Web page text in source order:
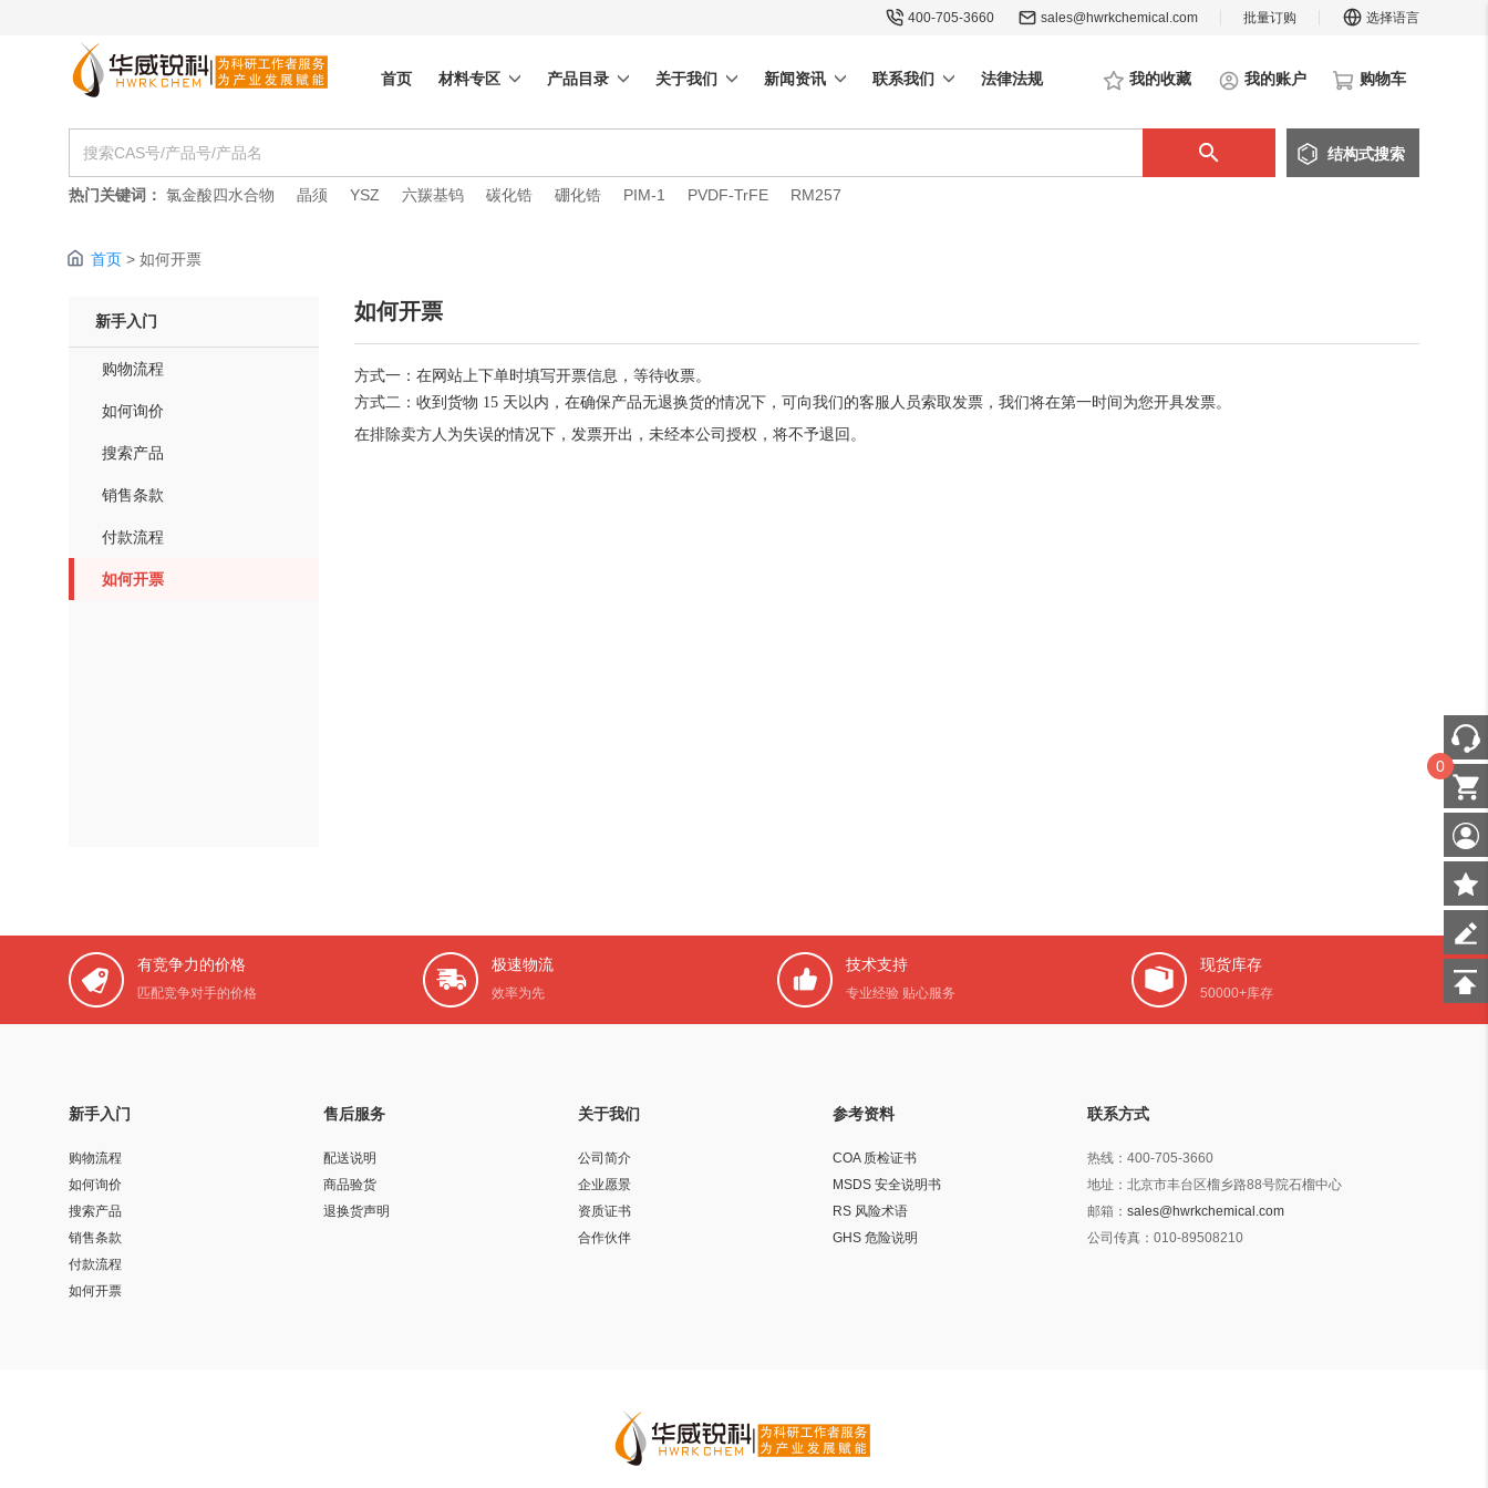
批量订购 选择语言
400-705-3660 sales@hwrkchemical.com
首页 材料专区 产品目录 关于我们 新闻资讯 联系我们 法律法规 我的收藏 我的账户 购物车
结构式搜索
热门关键词： 氯金酸四水合物 晶须 YSZ 六羰基钨 碳化锆 硼化锆 PIM-1 PVDF-TrFE RM257
首页 > 如何开票
新手入门
购物流程
如何询价
搜索产品
销售条款
付款流程
如何开票
如何开票
方式一：在网站上下单时填写开票信息，等待收票。
方式二：收到货物 15 天以内，在确保产品无退换货的情况下，可向我们的客服人员索取发票，我们将在第一时间为您开具发票。
在排除卖方人为失误的情况下，发票开出，未经本公司授权，将不予退回。
有竞争力的价格
匹配竞争对手的价格
极速物流
效率为先
技术支持
专业经验 贴心服务
现货库存
50000+库存
新手入门
购物流程
如何询价
搜索产品
销售条款
付款流程
如何开票
售后服务
配送说明
商品验货
退换货声明
关于我们
公司简介
企业愿景
资质证书
合作伙伴
参考资料
COA 质检证书
MSDS 安全说明书
RS 风险术语
GHS 危险说明
联系方式
热线： 400-705-3660
地址： 北京市丰台区榴乡路88号院石榴中心
邮箱： sales@hwrkchemical.com
公司传真： 010-89508210
0